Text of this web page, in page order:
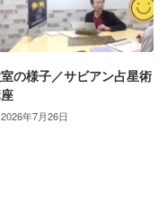
の様子／サビアン占星術
2026年7月26日